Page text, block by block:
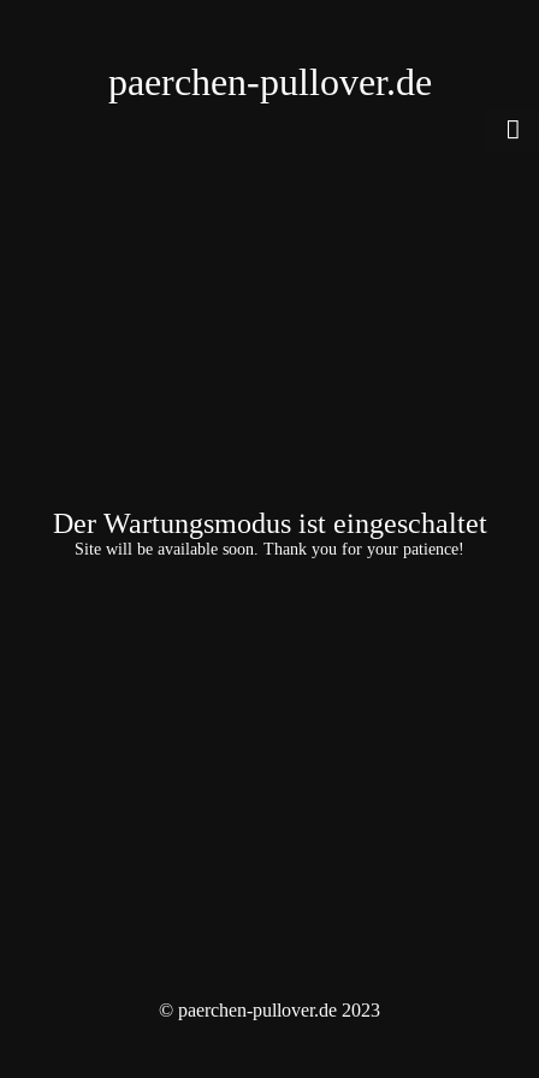
paerchen-pullover.de
Der Wartungsmodus ist eingeschaltet
Site will be available soon. Thank you for your patience!
© paerchen-pullover.de 2023